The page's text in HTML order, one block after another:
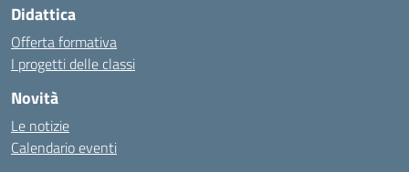
Didattica
Offerta formativa
I progetti delle classi
Novità
Le notizie
Calendario eventi